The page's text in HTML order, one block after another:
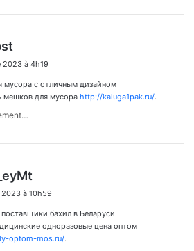
t
:
2023 à 4h19
мусора с отличным дизайном
мешков для мусора http://kaluga1pak.ru/.
t
:
à 10h59
бахил в Беларуси
одноразовые цена оптом
optom-mos.ru/.